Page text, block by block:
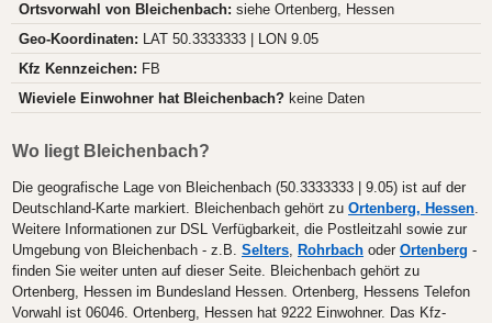
Ortsvorwahl von Bleichenbach: siehe Ortenberg, Hessen
Geo-Koordinaten: LAT 50.3333333 | LON 9.05
Kfz Kennzeichen: FB
Wieviele Einwohner hat Bleichenbach? keine Daten
Wo liegt Bleichenbach?
Die geografische Lage von Bleichenbach (50.3333333 | 9.05) ist auf der
Deutschland-Karte markiert. Bleichenbach gehört zu Ortenberg, Hessen.
Weitere Informationen zur DSL Verfügbarkeit, die Postleitzahl sowie zur
Umgebung von Bleichenbach - z.B. Selters, Rohrbach oder Ortenberg -
finden Sie weiter unten auf dieser Seite. Bleichenbach gehört zu
Ortenberg, Hessen im Bundesland Hessen. Ortenberg, Hessens Telefon
Vorwahl ist 06046. Ortenberg, Hessen hat 9222 Einwohner. Das Kfz-